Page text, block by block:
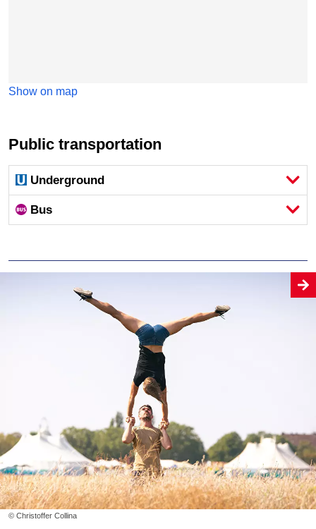
Show on map
Public transportation
Underground
Bus
© Christoffer Collina